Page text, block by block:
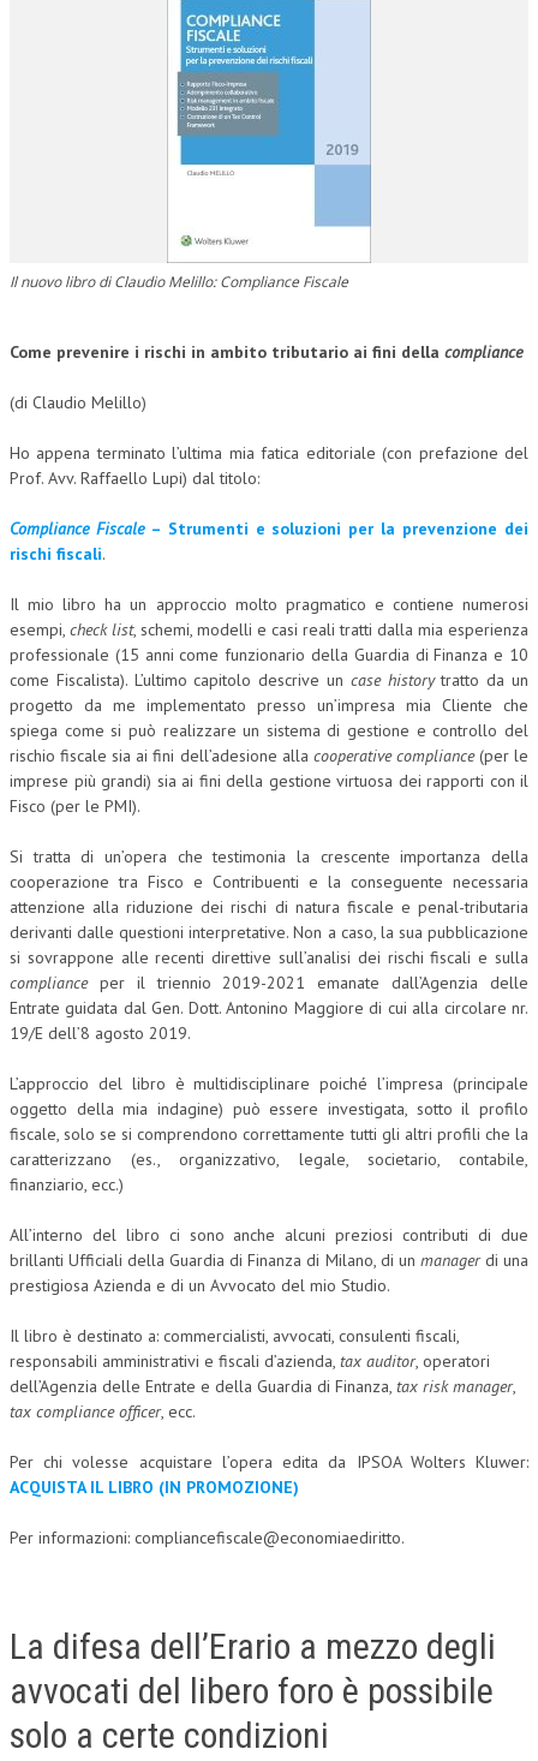
CORSI CE.S.E.D.
ARCHIVIO CORSI 2015
BROCHURE CE.S.E.D.
COMITATO EDITORIALE
REDAZIONE
PEER REVIEW
AUTORI
ECONOMIA
CORPORATE SOCIAL RESPONSIBILITY
ECONOMIA DELL’ARTE
INTERNAZIONALIZZAZIONE
HUMAN RESOURCES
RISORSE UMANE
MARKETING
TREASURY IN FINANCIAL SERVICES
RISK MANAGEMENT
SVILUPPO SOSTENIBILE
L’UMANISTA
DIRITTO
DIRITTO DEL WEB
DIRITTO DELLE IMPRESE IN CRISI
CRIMINOLOGIA E CRIMINALISTICA
SICUREZZA SUL LAVORO
FISCO
CRIMINOLOGIA TRIBUTARIA
CFC E PARADISI FISCALI
TRANSFER PRICING
Il nuovo libro di Claudio Melillo: Compliance Fiscale
Come prevenire i rischi in ambito tributario ai fini della compliance
(di Claudio Melillo)
Ho appena terminato l’ultima mia fatica editoriale (con prefazione del
Prof. Avv. Raffaello Lupi) dal titolo:
Compliance Fiscale– Strumenti e soluzioni per la prevenzione dei
rischi fiscali.
Il mio libro ha un approccio molto pragmatico e contiene numerosi
esempi, check list, schemi, modelli e casi reali tratti dalla mia esperienza
professionale (15 anni come funzionario della Guardia di Finanza e 10
come Fiscalista). L’ultimo capitolo descrive un case historytratto da un
progetto da me implementato presso un’impresa mia Cliente che
spiega come si può realizzare un sistema di gestione e controllo del
rischio fiscale sia ai fini dell’adesione alla cooperative compliance(per le
imprese più grandi) sia ai fini della gestione virtuosa dei rapporti con il
Fisco (per le PMI).
Si tratta di un’opera che testimonia la crescente importanza della
cooperazione tra Fisco e Contribuenti e la conseguente necessaria
attenzione alla riduzione dei rischi di natura fiscale e penal-tributaria
derivanti dalle questioni interpretative. Non a caso, la sua pubblicazione
si sovrappone alle recenti direttive sull’analisi dei rischi fiscali e sulla
complianceper il triennio 2019-2021 emanate dall’Agenzia delle
Entrate guidata dal Gen. Dott. Antonino Maggiore di cui alla circolare nr.
19/E dell’8 agosto 2019.
L’approccio del libro è multidisciplinare poiché l’impresa (principale
oggetto della mia indagine) può essere investigata, sotto il profilo
fiscale, solo se si comprendono correttamente tutti gli altri profili che la
caratterizzano (es., organizzativo, legale, societario, contabile,
finanziario, ecc.)
All’interno del libro ci sono anche alcuni preziosi contributi di due
brillanti Ufficiali della Guardia di Finanza di Milano, di un managerdi una
prestigiosa Azienda e di un Avvocato del mio Studio.
Il libro è destinato a: commercialisti, avvocati, consulenti fiscali,
responsabili amministrativi e fiscali d’azienda, tax auditor, operatori
dell’Agenzia delle Entrate e della Guardia di Finanza, tax risk manager,
tax compliance officer, ecc.
Per chi volesse acquistare l’opera edita da IPSOA Wolters Kluwer:
ACQUISTA IL LIBRO (IN PROMOZIONE)
Per informazioni: compliancefiscale@economiaediritto.
La difesa dell’Erario a mezzo degli
avvocati del libero foro è possibile
solo a certe condizioni